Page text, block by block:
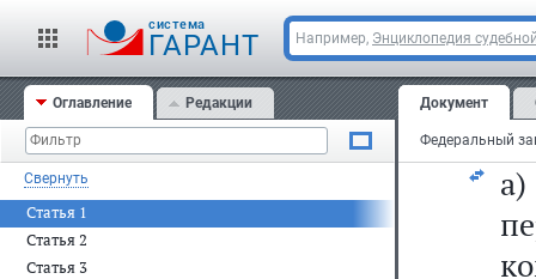
cистема
ГАРАНТ Например, Энциклопедия
Оглавление Редакции
Свернуть
Статья 1
Статья 2
Статья 3
Документ